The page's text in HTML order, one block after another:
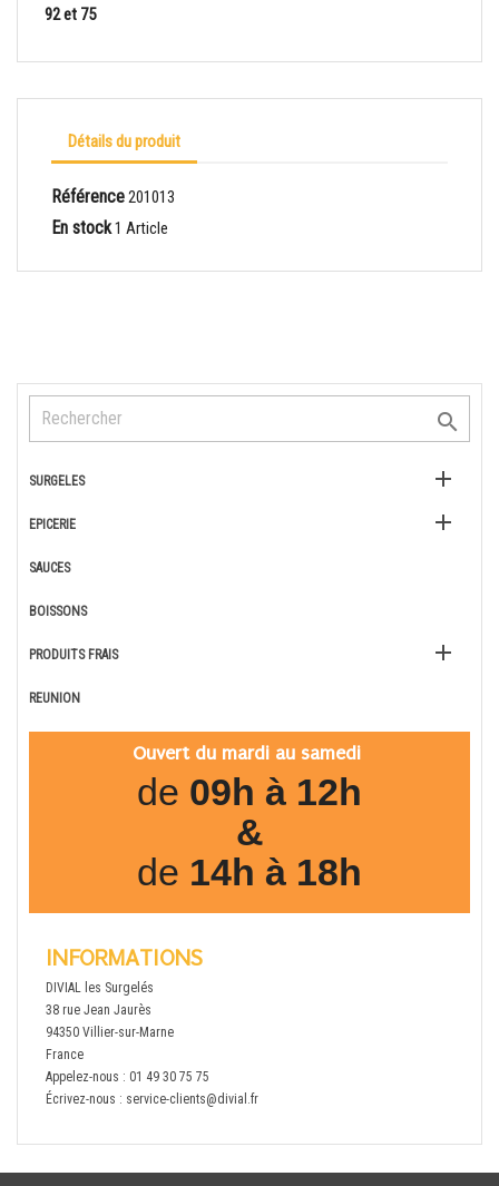

SURGELES 
EPICERIE 
SAUCES
BOISSONS
PRODUITS FRAIS 
REUNION
Ouvert du mardi au samedi
de 09h à 12h
&
de 14h à 18h
INFORMATIONS
DIVIAL les Surgelés
38 rue Jean Jaurès
94350 Villier-sur-Marne
France
Appelez-nous : 01 49 30 75 75
Écrivez-nous : service-clients@divial.fr
92 et 75
Détails du produit
Référence201013
En stock1 Article